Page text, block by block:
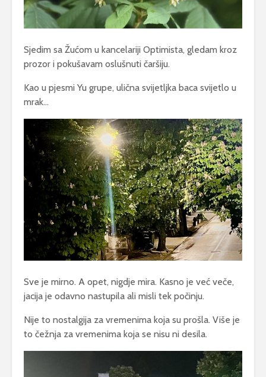
Sjedim sa Žućom u kancelariji Optimista, gledam kroz
prozor i pokušavam oslušnuti čaršiju.
Kao u pjesmi Yu grupe, ulična svijetljka baca svijetlo u
mrak…
Sve je mirno. A opet, nigdje mira. Kasno je već veče,
jacija je odavno nastupila ali misli tek počinju.
Nije to nostalgija za vremenima koja su prošla. Više je
to čežnja za vremenima koja se nisu ni desila.